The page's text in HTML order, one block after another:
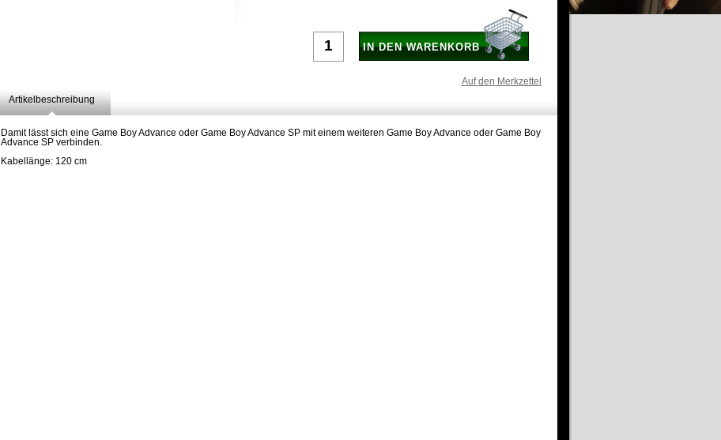
IN DEN WARENKORB
Auf den Merkzettel
Artikelbeschreibung
Damit lässt sich eine Game Boy Advance oder Game Boy Advance SP mit einem weiteren Game Boy Advance oder Game Boy
Advance SP verbinden.
Kabellänge: 120 cm